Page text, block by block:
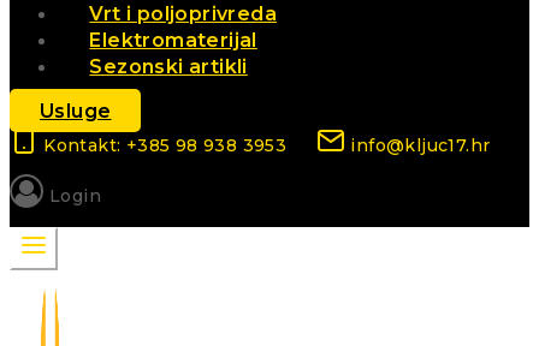
Vrt i poljoprivreda
Elektromaterijal
Sezonski artikli
Usluge
Kontakt: +385 98 938 3953 info@kljuc17.hr
Login